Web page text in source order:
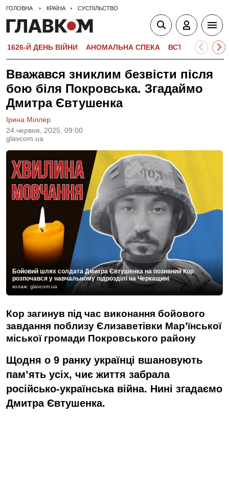
ГОЛОВНА КРАЇНА СУСПІЛЬСТВО
1626-Й ДЕНЬ ВІЙНИ АНОМАЛЬНА СПЕКА ВСТУПНА
Вважався зниклим безвісти після
бою біля Покровська. Згадаймо
Дмитра Євтушенка
24 червня, 2025, 09:00
glavcom.ua
Ірина Міллер
Бойовий шлях солдата Дмитра Євтушенка на позивний Кор
розпочався у навчальному підрозділі на Черкащині
колаж: glavcom.ua
Кор загинув під час виконання бойового
завдання поблизу Єлизаветівки Мар’їнської
міської громади Покровського району
Щодня о 9 ранку українці вшановують
пам’ять усіх, чиє життя забрала
російсько-українська війна. Нині згадаємо
Дмитра Євтушенка.